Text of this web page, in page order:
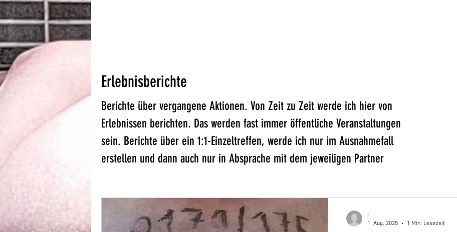
Erlebnisberichte
Berichte über vergangene Aktionen. Von Zeit zu Zeit werde ich hier von
Erlebnissen berichten. Das werden fast immer öffentliche Veranstaltungen
sein. Berichte über ein 1:1-Einzeltreffen, werde ich nur im Ausnahmefall
erstellen und dann auch nur in Absprache mit dem jeweiligen Partner
-
1. Aug. 2025
1 Min. Lesezeit